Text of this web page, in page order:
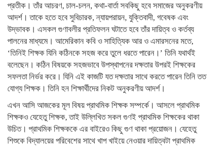
প্রতীক। তাঁর আচরণ, চাল-চলন, কথা-বার্তা সবকিছু হবে সমাজের অনুকরণীয়
আদর্শ। তাকে হতে হবে সুবিচারক, ন্যায়পরায়ন, যুক্তিবাদী, গবেষক এবং
উদ্ভাবক। এসকল গুণাবলীর প্রতিফলন ঘটাতে হবে তাঁর দায়িত্ব ও কর্তব্য
পালনের মাধ্যমে। আমেরিকান কবি ও সাহিত্যিক আর ও এমারসনের মতে,
‘তিনিই শিক্ষক যিনি কঠিনকে সহজ করে তুলে ধরতে পারেন।’ তিনি যথার্থই
বলেছেন। কঠিন বিষয়কে সহজভাবে উপস্থাপনের দক্ষতার উপরই শিক্ষকের
সফলতা নির্ভর করে। যিনি এই কাজটি যত দক্ষতার সাথে করতে পারেন তিনি তত
যোগ্য শিক্ষক। তিনি হন শিক্ষার্থীদের নিকট অনুকরণীয় আদর্শ।
এখন আসি আজকের মূল বিষয় প্রাথমিক শিক্ষক সম্পর্কে। আসলে প্রাথমিক
শিক্ষকও যেহেতু শিক্ষক, তাই উল্লিখিত সকল গুণই প্রাথমিক শিক্ষকের থাকা
উচিত। প্রাথমিক শিক্ষককে এর বাইরেও কিছু গুণ থাকা প্রয়োজন। যেহেতু
শিশুকে বিদ্যালয়ের পরিবেশের সাথে খাপ খাইয়ে নেওয়ার দায়িত্বটা প্রাথমিক